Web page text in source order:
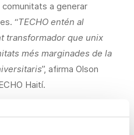
a generar
“TECHO entén al
transformador que unix
més marginades de la
”, afirma Olson
Haití.